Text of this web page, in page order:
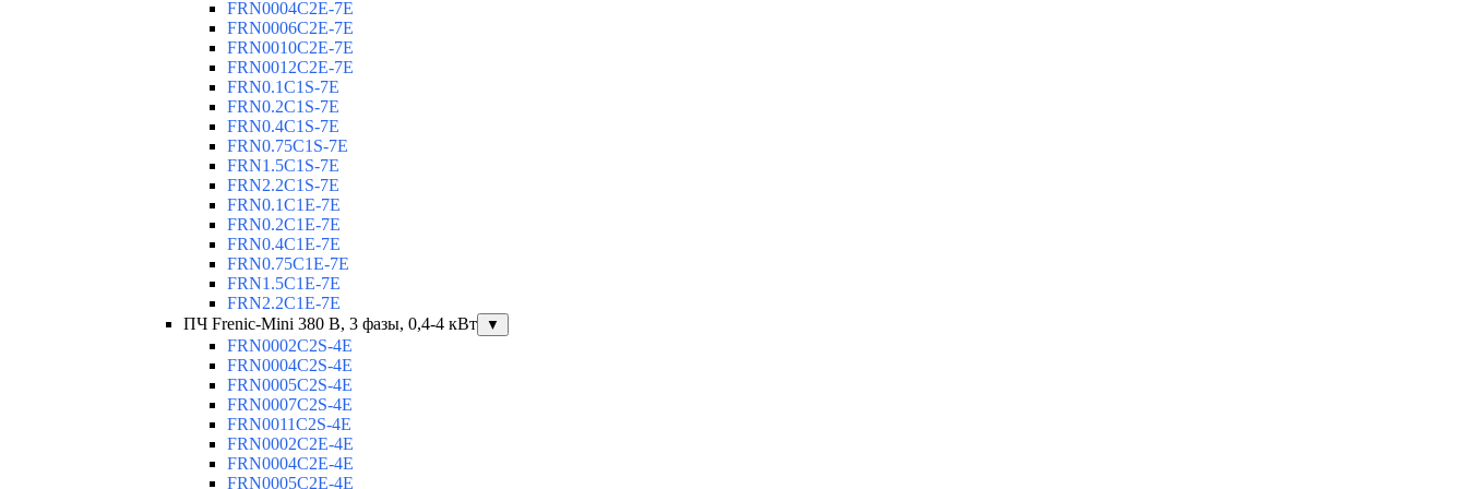
FRN0004C2E-7E
FRN0006C2E-7E
FRN0010C2E-7E
FRN0012C2E-7E
FRN0.1C1S-7E
FRN0.2C1S-7E
FRN0.4C1S-7E
FRN0.75C1S-7E
FRN1.5C1S-7E
FRN2.2C1S-7E
FRN0.1C1E-7E
FRN0.2C1E-7E
FRN0.4C1E-7E
FRN0.75C1E-7E
FRN1.5C1E-7E
FRN2.2C1E-7E
ПЧ Frenic-Mini 380 В, 3 фазы, 0,4-4 кВт
▼
FRN0002C2S-4E
FRN0004C2S-4E
FRN0005C2S-4E
FRN0007C2S-4E
FRN0011C2S-4E
FRN0002C2E-4E
FRN0004C2E-4E
FRN0005C2E-4E